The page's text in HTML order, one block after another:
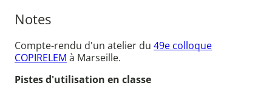
Notes
Compte-rendu d'un atelier du 49e colloque
COPIRELEM à Marseille.
Pistes d'utilisation en classe